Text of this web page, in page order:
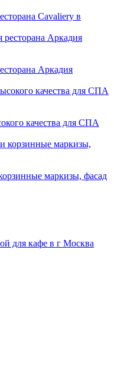
Cavaliery в
Аркадия
качества для СПА
маркизы, фасад
для кафе в г Москва